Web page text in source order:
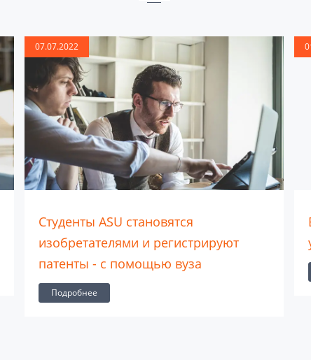
07.07.2022
Студенты ASU становятся
изобретателями и регистрируют
патенты - с помощью вуза
Подробнее